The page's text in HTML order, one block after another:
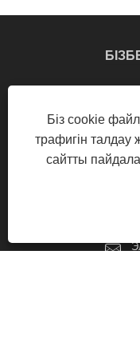
Біз cookie
трафигін
сайтты